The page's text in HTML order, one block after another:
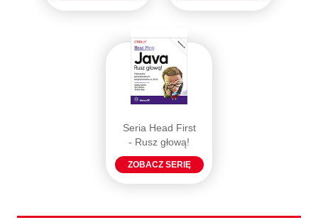
Seria Head First
- Rusz głową!
ZOBACZ SERIĘ